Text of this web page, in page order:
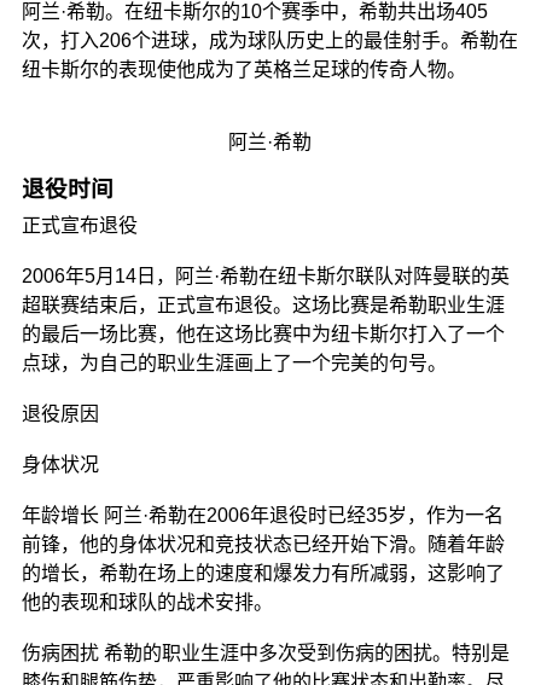
阿兰·希勒。在纽卡斯尔的10个赛季中，希勒共出场405
次，打入206个进球，成为球队历史上的最佳射手。希勒在
纽卡斯尔的表现使他成为了英格兰足球的传奇人物。
阿兰·希勒
退役时间
正式宣布退役
2006年5月14日，阿兰·希勒在纽卡斯尔联队对阵曼联的英
超联赛结束后，正式宣布退役。这场比赛是希勒职业生涯
的最后一场比赛，他在这场比赛中为纽卡斯尔打入了一个
点球，为自己的职业生涯画上了一个完美的句号。
退役原因
身体状况
年龄增长 阿兰·希勒在2006年退役时已经35岁，作为一名
前锋，他的身体状况和竞技状态已经开始下滑。随着年龄
的增长，希勒在场上的速度和爆发力有所减弱，这影响了
他的表现和球队的战术安排。
伤病困扰 希勒的职业生涯中多次受到伤病的困扰。特别是